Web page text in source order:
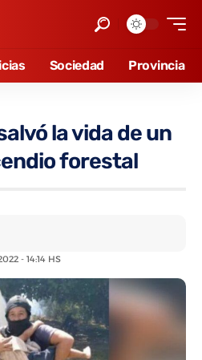
Sociedad Provincia
la vida de un
forestal
- 14:14 HS